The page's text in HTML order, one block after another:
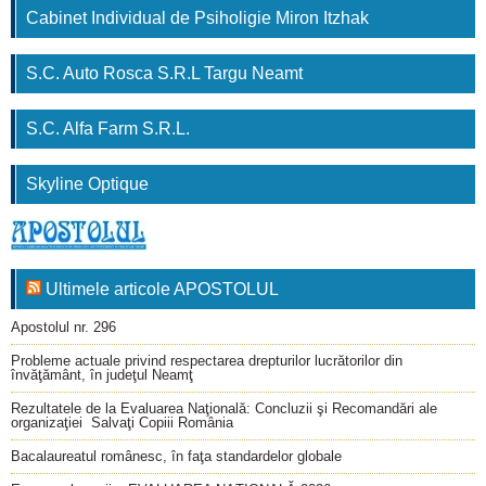
Cabinet Individual de Psiholigie Miron Itzhak
S.C. Auto Rosca S.R.L Targu Neamt
S.C. Alfa Farm S.R.L.
Skyline Optique
Ultimele articole APOSTOLUL
Apostolul nr. 296
Probleme actuale privind respectarea drepturilor lucrătorilor din
învăţământ, în judeţul Neamţ
Rezultatele de la Evaluarea Naţională: Concluzii şi Recomandări ale
organizaţiei Salvaţi Copiii România
Bacalaureatul românesc, în faţa standardelor globale